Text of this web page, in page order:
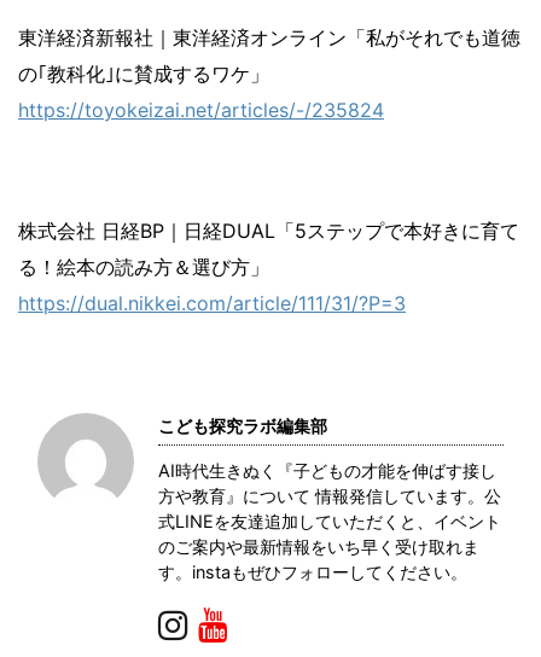
東洋経済新報社｜東洋経済オンライン「私がそれでも道徳
の｢教科化｣に賛成するワケ」
https://toyokeizai.net/articles/-/235824
株式会社 日経BP｜日経DUAL「5ステップで本好きに育て
る！絵本の読み方＆選び方」
https://dual.nikkei.com/article/111/31/?P=3
こども探究ラボ編集部
AI時代生きぬく『子どもの才能を伸ばす接し
方や教育』について 情報発信しています。公
式LINEを友達追加していただくと、イベント
のご案内や最新情報をいち早く受け取れま
す。instaもぜひフォローしてください。